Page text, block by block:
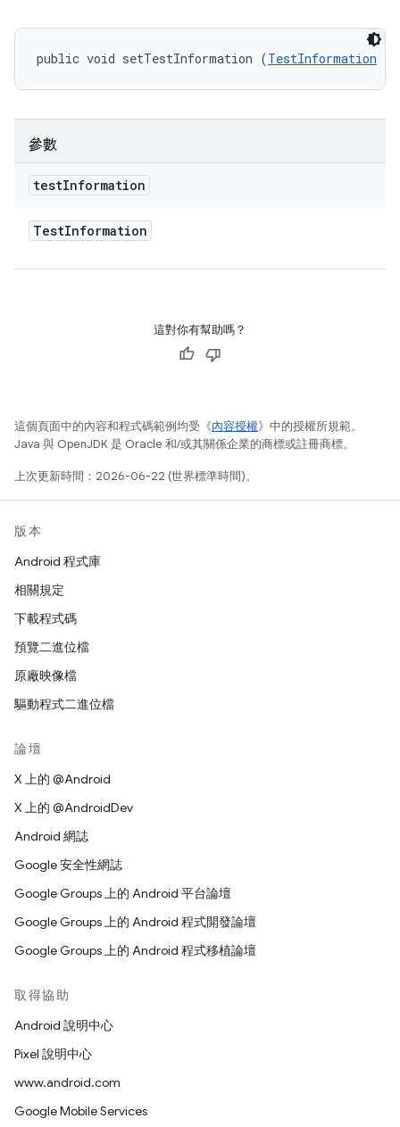
public void setTestInformation (TestInformation
參數
testInformation
TestInformation
這對你有幫助嗎？
這個頁面中的內容和程式碼範例均受《內容授權》中的授權所規範。
Java 與 OpenJDK 是 Oracle 和/或其關係企業的商標或註冊商標。
上次更新時間：2026-06-22 (世界標準時間)。
版本
Android 程式庫
相關規定
下載程式碼
預覽二進位檔
原廠映像檔
驅動程式二進位檔
論壇
X 上的 @Android
X 上的 @AndroidDev
Android 網誌
Google 安全性網誌
Google Groups 上的 Android 平台論壇
Google Groups 上的 Android 程式開發論壇
Google Groups 上的 Android 程式移植論壇
取得協助
Android 說明中心
Pixel 說明中心
www.android.com
Google Mobile Services